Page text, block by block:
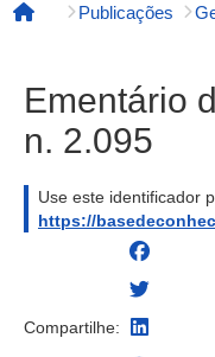
Página inicial
Publicações
Ementário
n. 2.095
Use este identificador
https://
Compartilhe: